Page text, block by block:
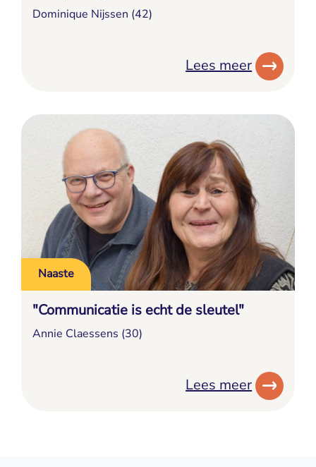
Dominique Nijssen (42)
Lees meer
Naaste
"Communicatie is echt de sleutel"
Annie Claessens (30)
Lees meer